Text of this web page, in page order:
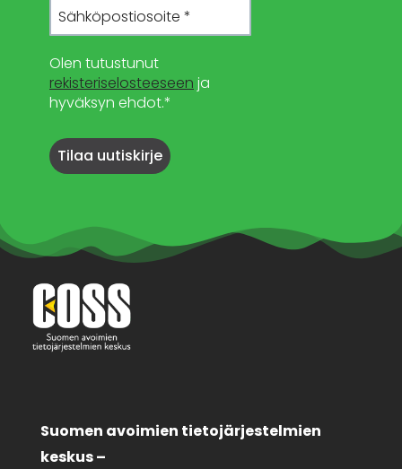
Olen tutustunut
rekisteriselosteeseen ja
hyväksyn ehdot.*
Suomen avoimien tietojärjestelmien
keskus –